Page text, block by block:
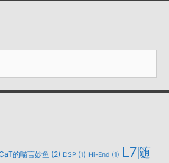
的喵言妙鱼 (2) DSP (1) Hi-End (1) L7随